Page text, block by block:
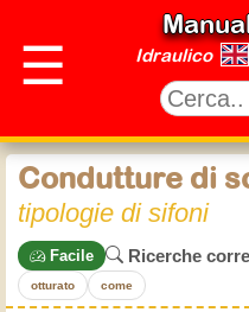
☰ Idraulico
Condutture di
tipologie di sifoni
Facile Ricerche
otturato come